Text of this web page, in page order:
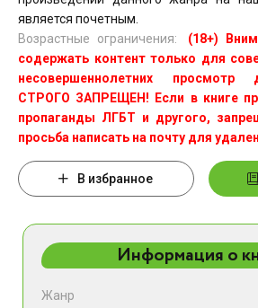
является почетным.
Возрастные ограничения:
(18+)
содержать контент только для
несовершеннолетних просмотр
СТРОГО ЗАПРЕЩЕН! Если в книге
пропаганды ЛГБТ и другого,
просьба написать на почту для
В избранное
Информация о
Жанр